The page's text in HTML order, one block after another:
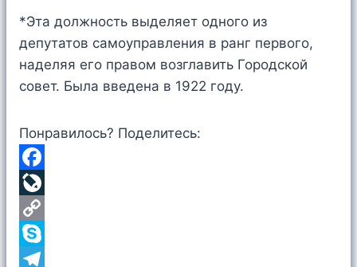
*Эта должность выделяет одного из
депутатов самоуправления в ранг первого,
наделяя его правом возглавить Городской
совет. Была введена в 1922 году.
Понравилось? Поделитесь:
F
a
c
e
L
v
C
o
S